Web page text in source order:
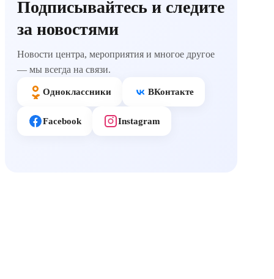
Подписывайтесь и следите
за новостями
Новости центра, мероприятия и многое другое
— мы всегда на связи.
Одноклассники ВКонтакте
Facebook Instagram